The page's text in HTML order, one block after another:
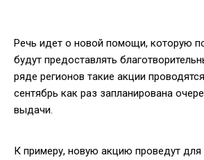
Речь идет о новой помощи, которую
будут предоставлять
ряде регионов такие акции
сентябрь как раз запланирована
выдачи.
К примеру, новую акцию проведут для